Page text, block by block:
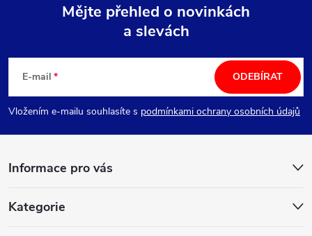
p
a
Mějte přehled o novinkách
a slevách
E-mail
Vložením e-mailu souhlasíte s podmínkami ochrany osobních údajů
ODEBÍRAT
Informace pro vás
Kategorie